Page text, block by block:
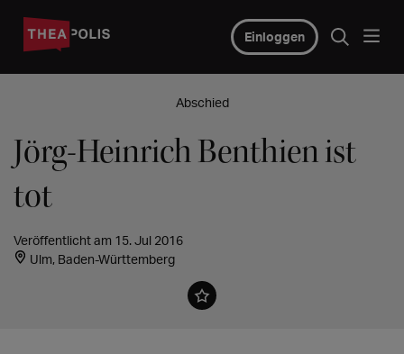
Einloggen
Abschied
Jörg-Heinrich Benthien ist
tot
Veröffentlicht am 15. Jul 2016
Ulm, Baden-Württemberg